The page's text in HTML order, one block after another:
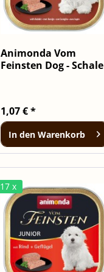
Animonda Vom
Feinsten Dog - Schale
1,07 € *
In den Warenkorb
17 x